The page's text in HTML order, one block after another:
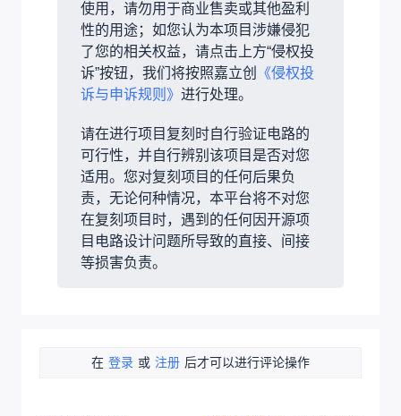
使用，请勿用于商业售卖或其他盈利
性的用途；如您认为本项目涉嫌侵犯
了您的相关权益，请点击上方“侵权投
诉”按钮，我们将按照嘉立创
《侵权投
诉与申诉规则》 进行处理。
请在进行项目复刻时自行验证电路的
可行性，并自行辨别该项目是否对您
适用。您对复刻项目的任何后果负
责，无论何种情况，本平台将不对您
在复刻项目时，遇到的任何因开源项
目电路设计问题所导致的直接、间接
等损害负责。
在 登录 或 注册 后才可以进行评论操作